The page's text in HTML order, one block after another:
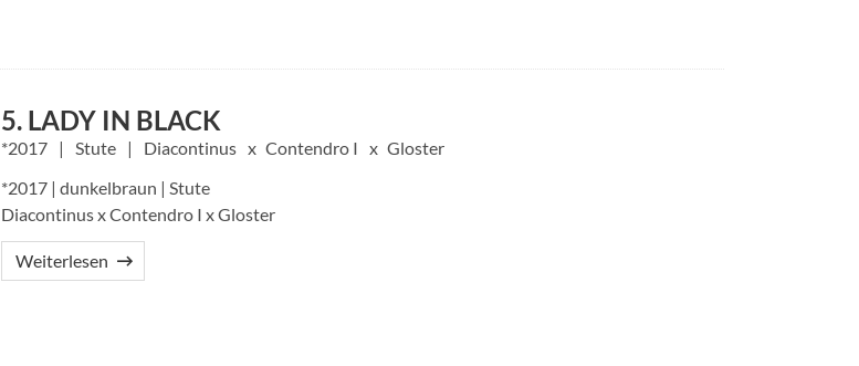
5. LADY IN BLACK
2017 Stute Diacontinus Contendro I
Gloster
*2017 | dunkelbraun | Stute
Diacontinus x Contendro I x Gloster
Weiterlesen